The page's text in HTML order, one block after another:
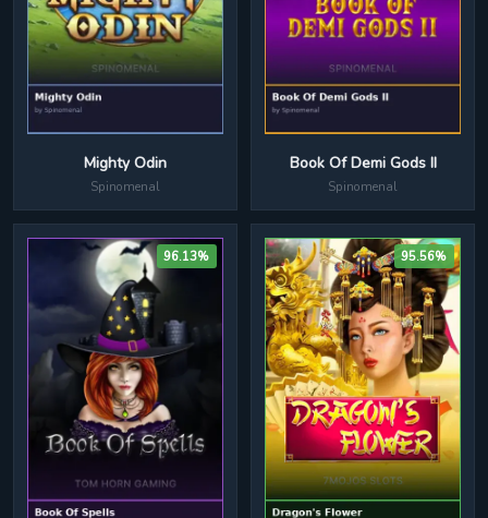
Mighty Odin
Spinomenal
Book Of Demi Gods II
Spinomenal
96.13% 95.56%